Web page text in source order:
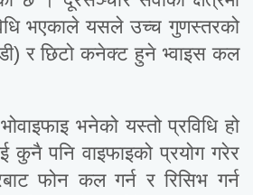
भएकाले यसले उच्च गुणस्तरको
र छिटो कनेक्ट हुने भ्वाइस कल
भनेको यस्तो प्रविधि हो
कुनै पनि वाइफाइको प्रयोग गरेर
फोन कल गर्न र रिसिभ गर्न